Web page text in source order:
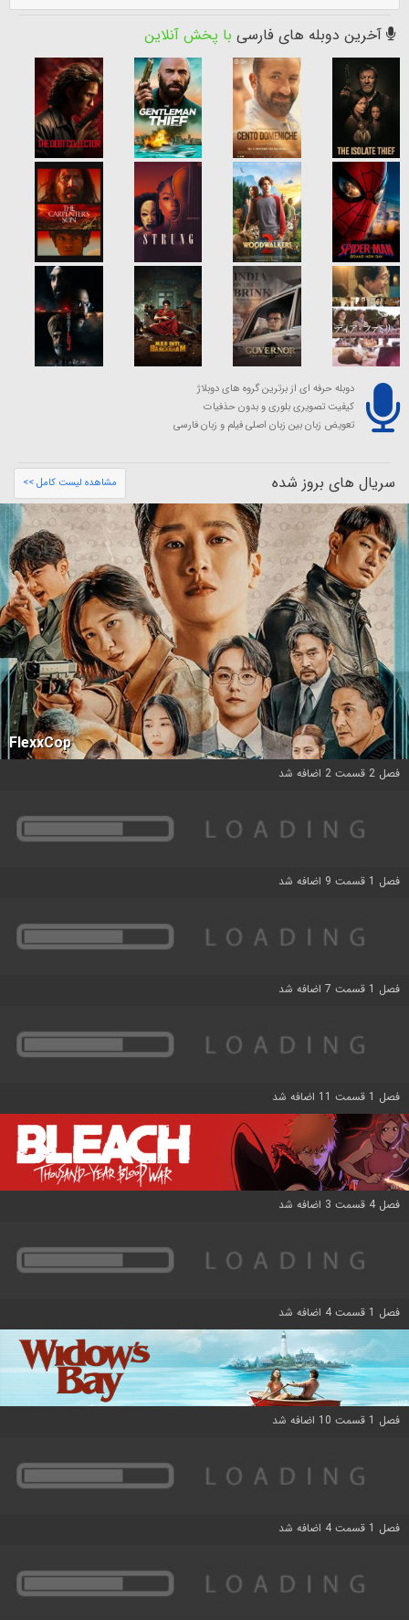
آخرین دوبله های فارسی با پخش آنلاین
دوبله حرفه ای از برترین گروه های دوبلاژ
کیفیت تصویری بلوری و بدون حذفیات
تعویض زبان بین زبان اصلی فیلم و زبان فارسی
سریال های بروز شده مشاهده لیست کامل >>
FlexxCop
فصل 2 قسمت 2 اضافه شد
فصل 1 قسمت 9 اضافه شد
فصل 1 قسمت 7 اضافه شد
فصل 1 قسمت 11 اضافه شد
فصل 4 قسمت 3 اضافه شد
فصل 1 قسمت 4 اضافه شد
فصل 1 قسمت 10 اضافه شد
فصل 1 قسمت 4 اضافه شد